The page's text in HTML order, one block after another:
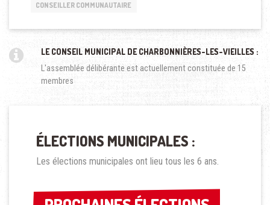
CONSEILLER COMMUNAUTAIRE
LE CONSEIL MUNICIPAL DE CHARBONNIÈRES-LES-VIEILLES :
L'assemblée délibérante est actuellement constituée de 15
membres
ÉLECTIONS MUNICIPALES :
Les élections municipales ont lieu tous les 6 ans.